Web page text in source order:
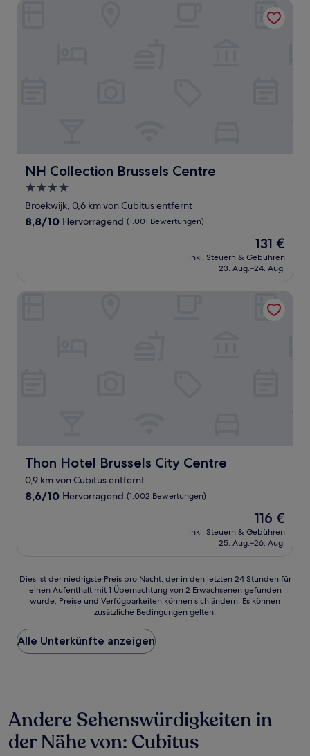
NH Collection Brussels Centre
NH Collection Brussels Centre
4.0-
Sterne-
Unterkunft
Broekwijk, 0,6 km von Cubitus entfernt
8.8
8,8/10 Hervorragend (1.001 Bewertungen)
Der
Preis
beträgt
131 €
inkl. Steuern & Gebühren
23. Aug.–24. Aug.
Thon Hotel Brussels City Centre
Thon Hotel Brussels City Centre
0,9 km von Cubitus entfernt
8.6
8,6/10 Hervorragend (1.002 Bewertungen)
Der
Preis
beträgt
116 €
inkl. Steuern & Gebühren
25. Aug.–26. Aug.
Dies
der
Preis
pro
Nacht,
24 Stunden
für
einen
Dies ist der niedrigste Preis pro Nacht, der in den letzten 24 Stunden für
einen Aufenthalt mit 1 Übernachtung von 2 Erwachsenen gefunden
wurde. Preise und Verfügbarkeiten können sich ändern. Es können
zusätzliche Bedingungen gelten.
Alle Unterkünfte anzeigen
Andere Sehenswürdigkeiten in
der Nähe von: Cubitus